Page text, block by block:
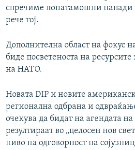
спречиме понатамошни напади
рече тој.
Дополнителна област на фокус
биде посветеноста на ресурсите
на НАТО.
Новата DIP и новите
регионална одбрана и
очекува да бидат на агендата
резултираат во „целосен нов
ниво на одговорност на